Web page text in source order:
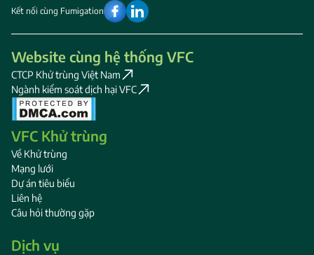
Kết nối cùng Fumigation
Website cùng hệ thống VFC
CTCP Khử trùng Việt Nam
Ngành kiểm soát dịch hại VFC
VFC Khử trùng
Về Khử trùng
Mạng lưới
Dự án tiêu biểu
Liên hệ
Câu hỏi thường gặp
Dịch vụ